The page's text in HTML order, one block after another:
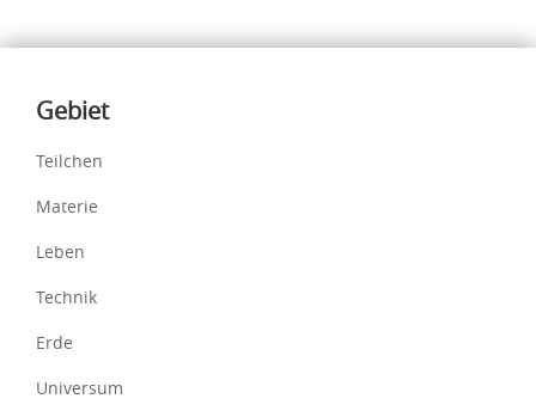
Inhalte
Gebiet
Teilchen
Materie
Leben
Technik
Erde
Universum